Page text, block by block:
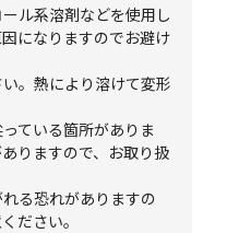
ル系溶剤などを使用し
になりますのでお避け
。熱により溶けて変形
ている箇所がありま
りますので、お取り扱
る恐れがありますの
ださい。